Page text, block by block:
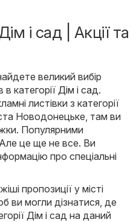
і сад | Акції та
великий вибір
в категорії Дім і сад.
листівки з категорії
Новодонецьке, там ви
Популярними
Але це ще не все. Ви
про спеціальні
пропозиції у місті
ви могли дізнатися, де
Дім і сад на даний